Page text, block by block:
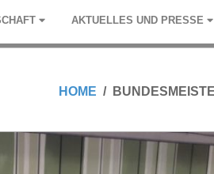
AKTU­EL­LES UND PRESSE
HOME